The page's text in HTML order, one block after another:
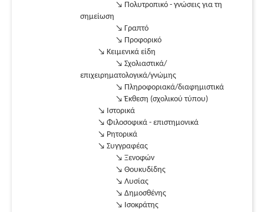
↘ Πολυτροπικό - γνώσεις για τη
σημείωση
↘ Γραπτό
↘ Προφορικό
↘ Κειμενικά είδη
↘ Σχολιαστικά/
επιχειρηματολογικά/γνώμης
↘ Πληροφοριακά/διαφημιστικά
↘ Έκθεση (σχολικού τύπου)
↘ Ιστορικά
↘ Φιλοσοφικά - επιστημονικά
↘ Ρητορικά
↘ Συγγραφέας
↘ Ξενοφών
↘ Θουκυδίδης
↘ Λυσίας
↘ Δημοσθένης
↘ Ισοκράτης